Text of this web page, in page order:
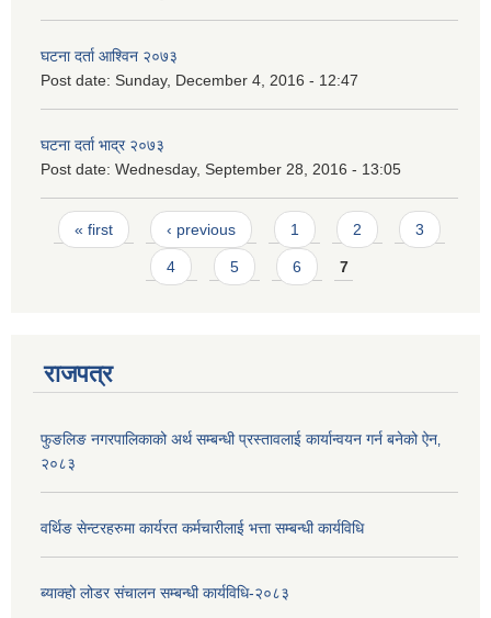
घटना दर्ता आश्विन २०७३
Post date: Sunday, December 4, 2016 - 12:47
घटना दर्ता भाद्र २०७३
Post date: Wednesday, September 28, 2016 - 13:05
Pages
« first ‹ previous 1 2 3
4 5 6 7
राजपत्र
फुङलिङ नगरपालिकाको अर्थ सम्बन्धी प्रस्तावलाई कार्यान्वयन गर्न बनेको ऐन‚
२०८३
वर्थिङ सेन्टरहरुमा कार्यरत कर्मचारीलाई भत्ता सम्बन्धी कार्यविधि
ब्याक्हो लोडर संचालन सम्बन्धी कार्यविधि-२०८३